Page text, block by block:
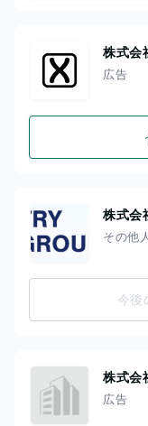
株式会
広告
株式会
その他
今後
株式会
広告